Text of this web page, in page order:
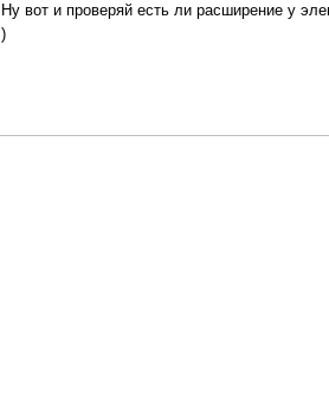
Ну вот и проверяй есть ли расширение у
)